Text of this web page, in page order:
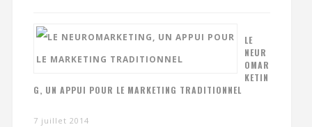
LE
NEUR
OMAR
KETIN
G, UN APPUI POUR LE MARKETING TRADITIONNEL
7 juillet 2014